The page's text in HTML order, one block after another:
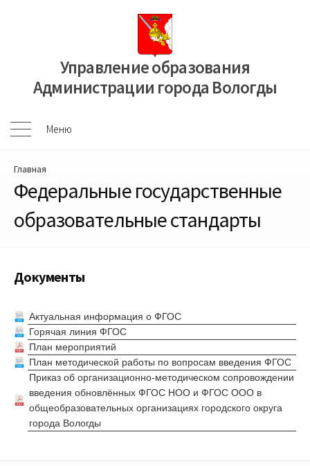
Управление образования
Администрации города Вологды
Меню
Меню
Главная
Федеральные государственные
образовательные стандарты
Документы
Актуальная информация о ФГОС
Горячая линия ФГОС
План мероприятий
План методической работы по вопросам введения ФГОС
Приказ об организационно-методическом сопровождении
введения обновлённых ФГОС НОО и ФГОС ООО в
общеобразовательных организациях городского округа
города Вологды